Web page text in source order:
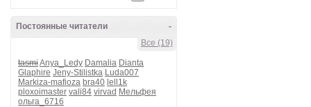
-
Постоянные читатели
Все (19)
tasmiAnya_Ledy Damalia Dianta
Glaphire Jeny-Stilistka Luda007
Markiza-mafioza bra40 lell1k
ploxoimaster vali84 virvad Мельфея
ольга_6716